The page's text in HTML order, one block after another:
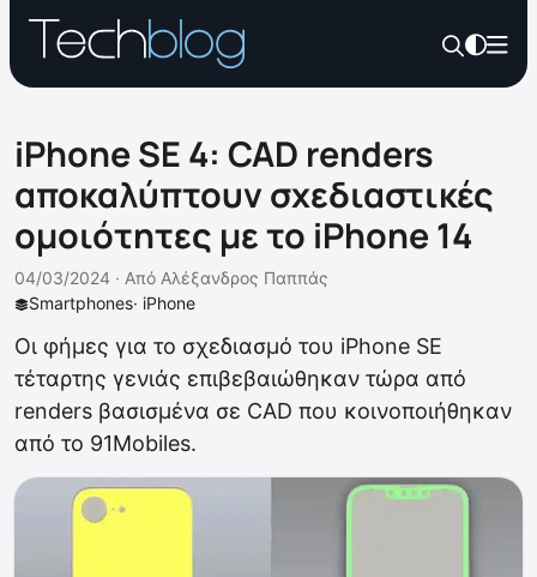
iPhone SE 4: CAD renders
αποκαλύπτουν σχεδιαστικές
ομοιότητες με το iPhone 14
Smartphones· iPhone
04/03/2024 · Από Αλέξανδρος Παππάς
Οι φήμες για το σχεδιασμό του iPhone SE
τέταρτης γενιάς επιβεβαιώθηκαν τώρα από
renders βασισμένα σε CAD που κοινοποιήθηκαν
από το 91Mobiles.